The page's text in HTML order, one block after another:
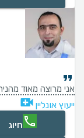
אני מרוצה מאוד
ייעוץ אונליין
חיוג